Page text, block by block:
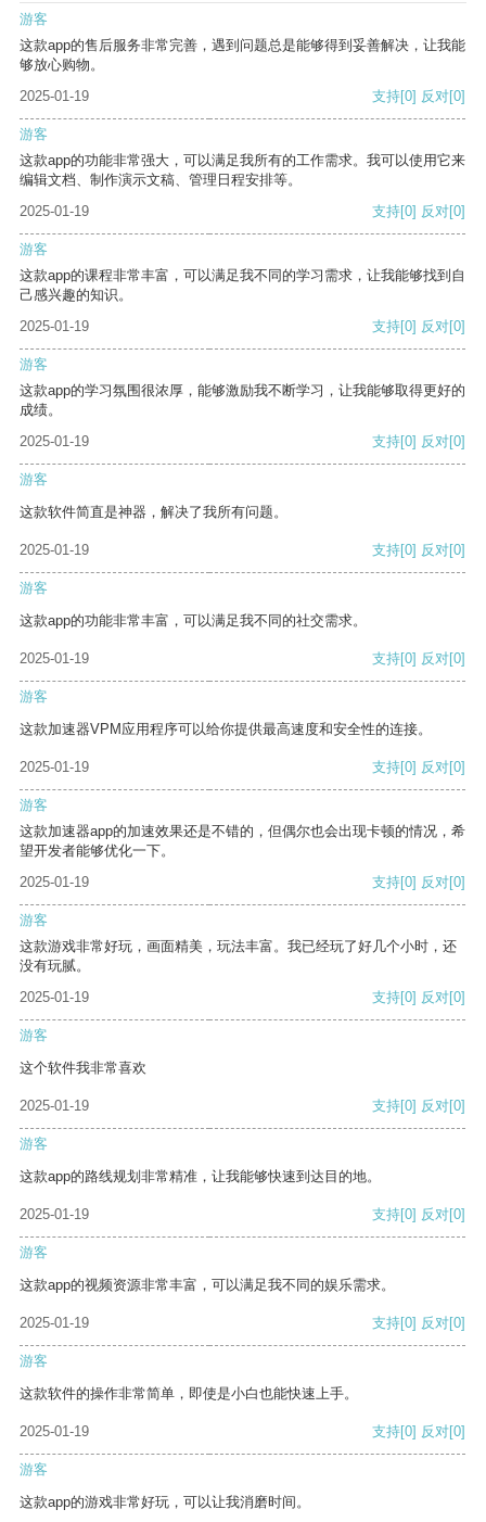
游客
这款app的售后服务非常完善，遇到问题总是能够得到妥善解决，让我能
够放心购物。
2025-01-19
支持[0] 反对[0]
游客
这款app的功能非常强大，可以满足我所有的工作需求。我可以使用它来
编辑文档、制作演示文稿、管理日程安排等。
2025-01-19
支持[0] 反对[0]
游客
这款app的课程非常丰富，可以满足我不同的学习需求，让我能够找到自
己感兴趣的知识。
2025-01-19
支持[0] 反对[0]
游客
这款app的学习氛围很浓厚，能够激励我不断学习，让我能够取得更好的
成绩。
2025-01-19
支持[0] 反对[0]
游客
这款软件简直是神器，解决了我所有问题。
2025-01-19 支持[0] 反对[0]
游客
这款app的功能非常丰富，可以满足我不同的社交需求。
2025-01-19 支持[0] 反对[0]
游客
这款加速器VPM应用程序可以给你提供最高速度和安全性的连接。
2025-01-19 支持[0] 反对[0]
游客
这款加速器app的加速效果还是不错的，但偶尔也会出现卡顿的情况，希
望开发者能够优化一下。
2025-01-19
支持[0] 反对[0]
游客
这款游戏非常好玩，画面精美，玩法丰富。我已经玩了好几个小时，还
没有玩腻。
2025-01-19
支持[0] 反对[0]
游客
这个软件我非常喜欢
2025-01-19 支持[0] 反对[0]
游客
这款app的路线规划非常精准，让我能够快速到达目的地。
2025-01-19 支持[0] 反对[0]
游客
这款app的视频资源非常丰富，可以满足我不同的娱乐需求。
2025-01-19 支持[0] 反对[0]
游客
这款软件的操作非常简单，即使是小白也能快速上手。
2025-01-19 支持[0] 反对[0]
游客
这款app的游戏非常好玩，可以让我消磨时间。